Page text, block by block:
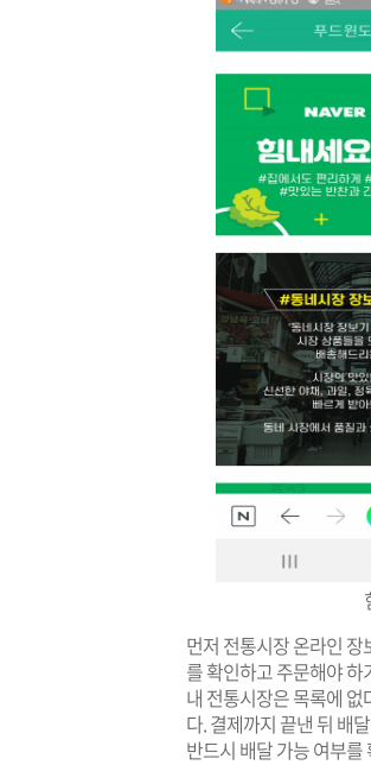
먼저 전통시장 온라인
를 확인하고 주문해야
내 전통시장은 목록에
다. 결제까지 끝낸 뒤 배
반드시 배달 가능 여부를